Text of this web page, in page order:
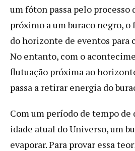
um fóton passa pelo processo
próximo a um buraco negro,
do horizonte de eventos para
No entanto, com o
flutuação próxima ao
passa a retirar energia do
Com um período de tempo de
idade atual do Universo, um
evaporar. Para provar essa